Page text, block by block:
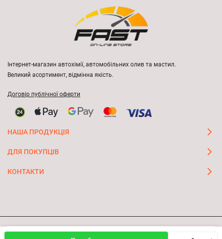
Інтернет-магазин автохімії, автомобільних олив та мастил.
Великий асортимент, відмінна якість.
Договір публічної оферти
НАША ПРОДУКЦІЯ
ДЛЯ ПОКУПЦІВ
КОНТАКТИ